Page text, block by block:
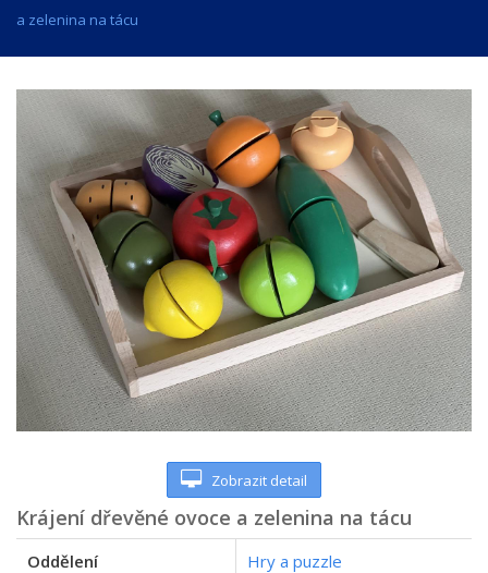
a zelenina na tácu
Zobrazit detail
Krájení dřevěné ovoce a zelenina na tácu
Oddělení Hry a puzzle